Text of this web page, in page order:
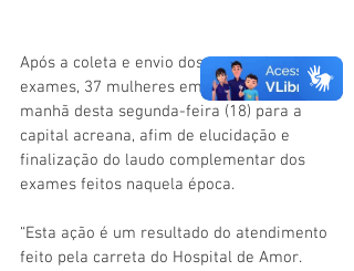
Após a coleta e envio dos resultados dos
exames, 37 mulheres embarcaram, na
manhã desta segunda-feira (18) para a
capital acreana, afim de elucidação e
finalização do laudo complementar dos
exames feitos naquela época.
“Esta ação é um resultado do atendimento
feito pela carreta do Hospital de Amor.